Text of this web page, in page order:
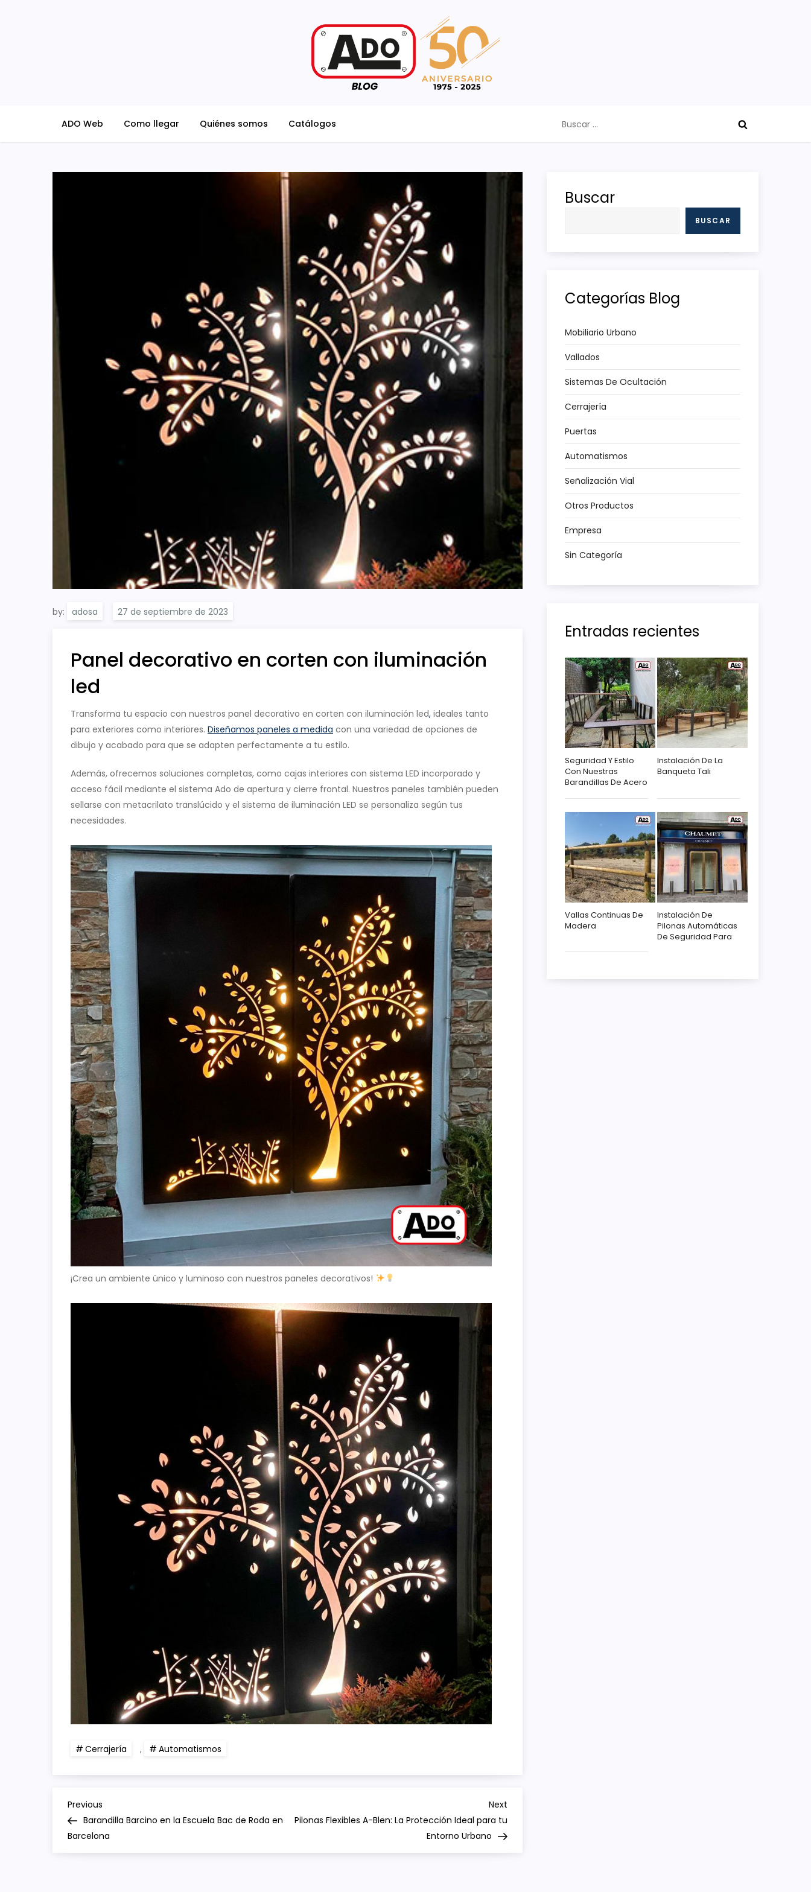
ADO Web Como llegar Quiénes somos Catálogos
by: adosa
Panel decorativo en corten con iluminación
led
Transforma tu espacio con nuestros panel decorativo en corten con iluminación led, ideales tanto
para exteriores como interiores. Diseñamos paneles a medida con una variedad de opciones de
dibujo y acabado para que se adapten perfectamente a tu estilo.
Además, ofrecemos soluciones completas, como cajas interiores con sistema LED incorporado y
acceso fácil mediante el sistema Ado de apertura y cierre frontal. Nuestros paneles también pueden
sellarse con metacrilato translúcido y el sistema de iluminación LED se personaliza según tus
necesidades.
¡Crea un ambiente único y luminoso con nuestros paneles decorativos!
Cerrajería , Automatismos
N
a
Previous
Post
Previous
Barandilla Barcino en la Escuela Bac de Roda en
Barcelona
Next
Pilonas Flexibles A-Blen: La Protección Ideal para tu
Entorno Urbano
Buscar
BUSCAR
Categorías Blog
Mobiliario Urbano
Vallados
Sistemas De Ocultación
Cerrajería
Puertas
Automatismos
Señalización Vial
Otros Productos
Empresa
Sin Categoría
Entradas recientes
Seguridad Y Estilo
Con Nuestras
Barandillas De Acero
Instalación De La
Banqueta Tali
Vallas Continuas De
Madera
Instalación De
Pilonas Automáticas
De Seguridad Para